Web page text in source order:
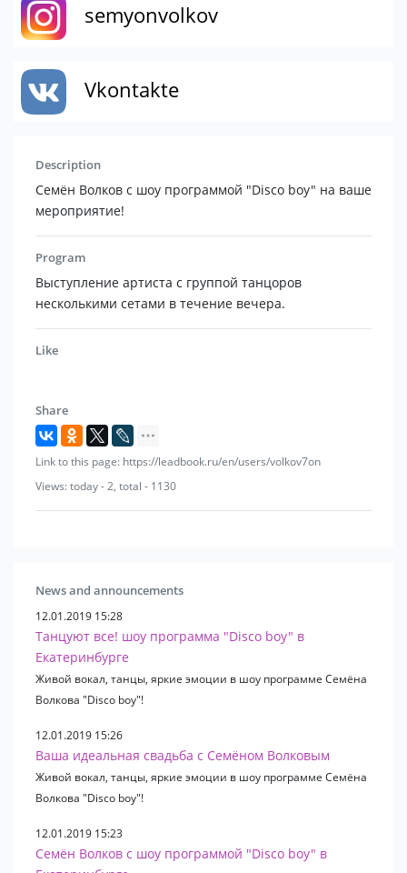
semyonvolkov
Vkontakte
Description
Семён Волков с шоу программой "Disco boy" на ваше
мероприятие!
Program
Выступление артиста с группой танцоров
несколькими сетами в течение вечера.
Like
Share
Link to this page: https://leadbook.ru/en/users/volkov7on
Views: today - 2, total - 1130
News and announcements
12.01.2019 15:28
Танцуют все! шоу программа "Disco boy" в
Екатеринбурге
Живой вокал, танцы, яркие эмоции в шоу программе Семёна
Волкова "Disco boy"!
12.01.2019 15:26
Ваша идеальная свадьба с Семёном Волковым
Живой вокал, танцы, яркие эмоции в шоу программе Семёна
Волкова "Disco boy"!
12.01.2019 15:23
Семён Волков с шоу программой "Disco boy" в